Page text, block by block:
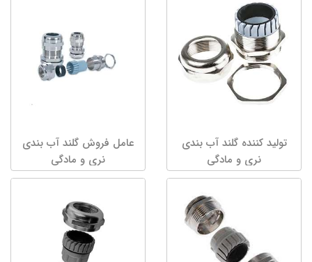
تولید کننده گلند آب بندی
نری و مادگی
عامل فروش گلند آب بندی
نری و مادگی